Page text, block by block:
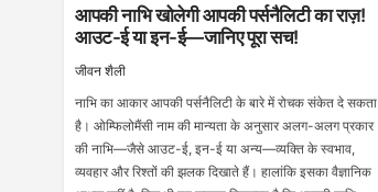
आपकी नाभि खोलेगी आपकी पर्सनैलिटी का राज़!
आउट-ई या इन-ई—जानिए पूरा सच!
जीवन शैली
नाभि का आकार आपकी पर्सनैलिटी के बारे में रोचक संकेत दे सकता
है। ओम्फिलोमैंसी नाम की मान्यता के अनुसार अलग-अलग प्रकार
की नाभि—जैसे आउट-ई, इन-ई या अन्य—व्यक्ति के स्वभाव,
व्यवहार और रिश्तों की झलक दिखाते हैं। हालांकि इसका वैज्ञानिक